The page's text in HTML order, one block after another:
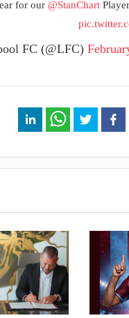
for our @StanChart
أبطال إفريقيا.. مهمة
وعقبة مرتقبة في دور